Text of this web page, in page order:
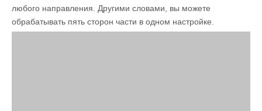
любого направления. Другими словами, вы можете
обрабатывать пять сторон части в одном настройке.